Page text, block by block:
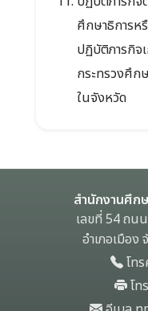
ศึกษาธิการห
ปฏิบัติภารกิจ
กระทรวงศึก
ในจังหวัด
สำนักงานศึก
เลขที่ 54 ถน
อำเภอเมือง
โท
โท